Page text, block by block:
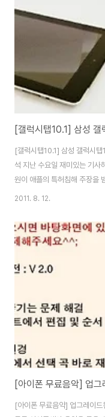
세로 115.5mm, 가로 62.1로
사진은 거의 같은 ..
[갤럭시탭10.1] 삼성 갤럭시
석 지난 수요일 재미있는 기사
원이 애플의 특허침해 주장을
명령 내렸다는 기사였는데요.
는 애플의 가처분 신청을 받아
의 내용도 독일과 같은 내용으
한 기소장 전문이 인터넷에
러(Florian Müller)가 소개한
2011. 8. 12.
[아이폰 무료음악] 업그레이